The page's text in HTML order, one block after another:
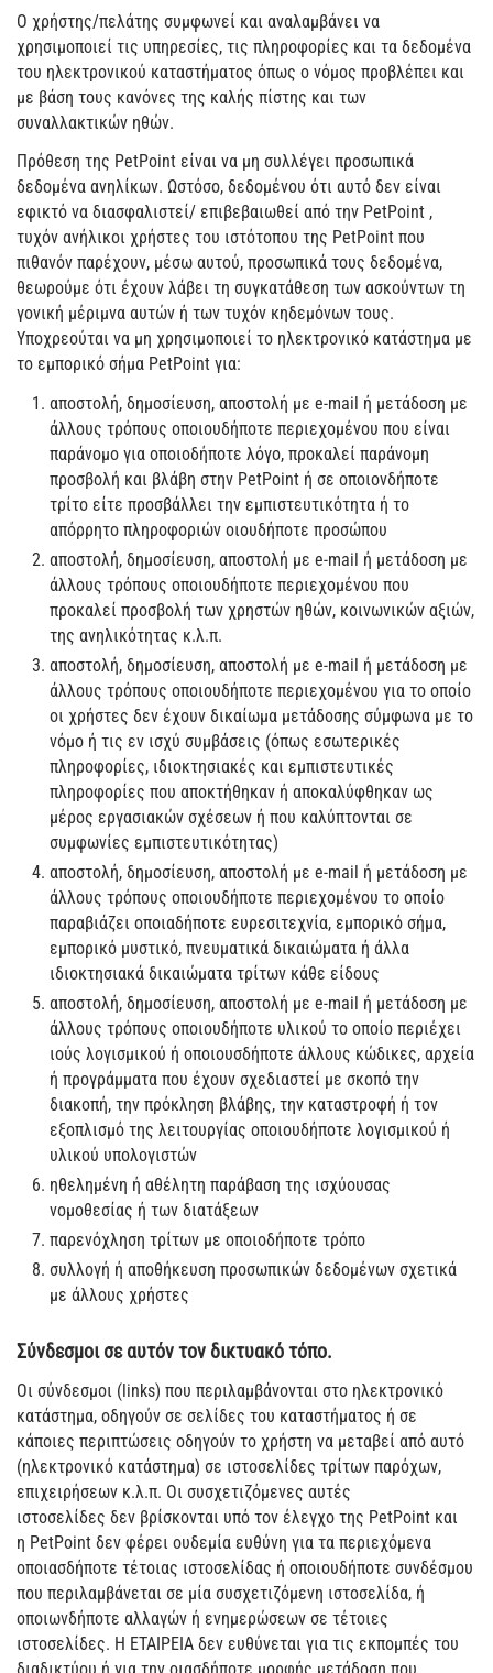
Ο χρήστης/πελάτης συμφωνεί και αναλαμβάνει να
χρησιμοποιεί τις υπηρεσίες, τις πληροφορίες και τα δεδομένα
του ηλεκτρονικού καταστήματος όπως ο νόμος προβλέπει και
με βάση τους κανόνες της καλής πίστης και των
συναλλακτικών ηθών.
Πρόθεση της PetPoint είναι να μη συλλέγει προσωπικά
δεδομένα ανηλίκων. Ωστόσο, δεδομένου ότι αυτό δεν είναι
εφικτό να διασφαλιστεί/ επιβεβαιωθεί από την PetPoint ,
τυχόν ανήλικοι χρήστες του ιστότοπου της PetPoint που
πιθανόν παρέχουν, μέσω αυτού, προσωπικά τους δεδομένα,
θεωρούμε ότι έχουν λάβει τη συγκατάθεση των ασκούντων τη
γονική μέριμνα αυτών ή των τυχόν κηδεμόνων τους.
Υποχρεούται να μη χρησιμοποιεί τo ηλεκτρονικό κατάστημα με
το εμπορικό σήμα PetPoint για:
αποστολή, δημοσίευση, αποστολή με e-mail ή μετάδοση με
άλλους τρόπους οποιουδήποτε περιεχομένου που είναι
παράνομο για οποιοδήποτε λόγο, προκαλεί παράνομη
προσβολή και βλάβη στην PetPoint ή σε οποιονδήποτε
τρίτο είτε προσβάλλει την εμπιστευτικότητα ή το
απόρρητο πληροφοριών οιουδήποτε προσώπου
αποστολή, δημοσίευση, αποστολή με e-mail ή μετάδοση με
άλλους τρόπους οποιουδήποτε περιεχομένου που
προκαλεί προσβολή των χρηστών ηθών, κοινωνικών αξιών,
της ανηλικότητας κ.λ.π.
αποστολή, δημοσίευση, αποστολή με e-mail ή μετάδοση με
άλλους τρόπους οποιουδήποτε περιεχομένου για το οποίο
οι χρήστες δεν έχουν δικαίωμα μετάδοσης σύμφωνα με το
νόμο ή τις εν ισχύ συμβάσεις (όπως εσωτερικές
πληροφορίες, ιδιοκτησιακές και εμπιστευτικές
πληροφορίες που αποκτήθηκαν ή αποκαλύφθηκαν ως
μέρος εργασιακών σχέσεων ή που καλύπτονται σε
συμφωνίες εμπιστευτικότητας)
αποστολή, δημοσίευση, αποστολή με e-mail ή μετάδοση με
άλλους τρόπους οποιουδήποτε περιεχομένου το οποίο
παραβιάζει οποιαδήποτε ευρεσιτεχνία, εμπορικό σήμα,
εμπορικό μυστικό, πνευματικά δικαιώματα ή άλλα
ιδιοκτησιακά δικαιώματα τρίτων κάθε είδους
αποστολή, δημοσίευση, αποστολή με e-mail ή μετάδοση με
άλλους τρόπους οποιουδήποτε υλικού το οποίο περιέχει
ιούς λογισμικού ή οποιουσδήποτε άλλους κώδικες, αρχεία
ή προγράμματα που έχουν σχεδιαστεί με σκοπό την
διακοπή, την πρόκληση βλάβης, την καταστροφή ή τον
εξοπλισμό της λειτουργίας οποιουδήποτε λογισμικού ή
υλικού υπολογιστών
ηθελημένη ή αθέλητη παράβαση της ισχύουσας
νομοθεσίας ή των διατάξεων
παρενόχληση τρίτων με οποιοδήποτε τρόπο
συλλογή ή αποθήκευση προσωπικών δεδομένων σχετικά
με άλλους χρήστες
Σύνδεσμοι σε αυτόν τον δικτυακό τόπο.
Οι σύνδεσμοι (links) που περιλαμβάνονται στο ηλεκτρονικό
κατάστημα, οδηγούν σε σελίδες του καταστήματος ή σε
κάποιες περιπτώσεις οδηγούν το χρήστη να μεταβεί από αυτό
(ηλεκτρονικό κατάστημα) σε ιστοσελίδες τρίτων παρόχων,
επιχειρήσεων κ.λ.π. Οι συσχετιζόμενες αυτές
ιστοσελίδες δεν βρίσκονται υπό τον έλεγχο της PetPoint και
η PetPoint δεν φέρει ουδεμία ευθύνη για τα περιεχόμενα
οποιασδήποτε τέτοιας ιστοσελίδας ή οποιουδήποτε συνδέσμου
που περιλαμβάνεται σε μία συσχετιζόμενη ιστοσελίδα, ή
οποιωνδήποτε αλλαγών ή ενημερώσεων σε τέτοιες
ιστοσελίδες. Η EΤΑΙΡΕΙΑ δεν ευθύνεται για τις εκπομπές του